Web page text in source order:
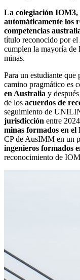
La colegiación IOM3,
automáticamente los
competencias
título reconocido por
cumplen la mayoría de
minas.
Para un estudiante
camino pragmático es
en Australia y
de los acuerdos de
seguimiento de
jurisdicción entre
minas formados en el
CP de AusIMM en un
ingenieros formados
reconocimiento de